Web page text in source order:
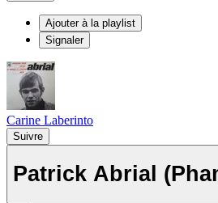
Ajouter à la playlist
Signaler
Carine Laberinto
Suivre
Patrick Abrial